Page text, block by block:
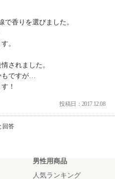
で香りを選びました。
。
されました。
もですが…
！
投稿日：2017.12.08
回答
男性用商品
人気ランキング